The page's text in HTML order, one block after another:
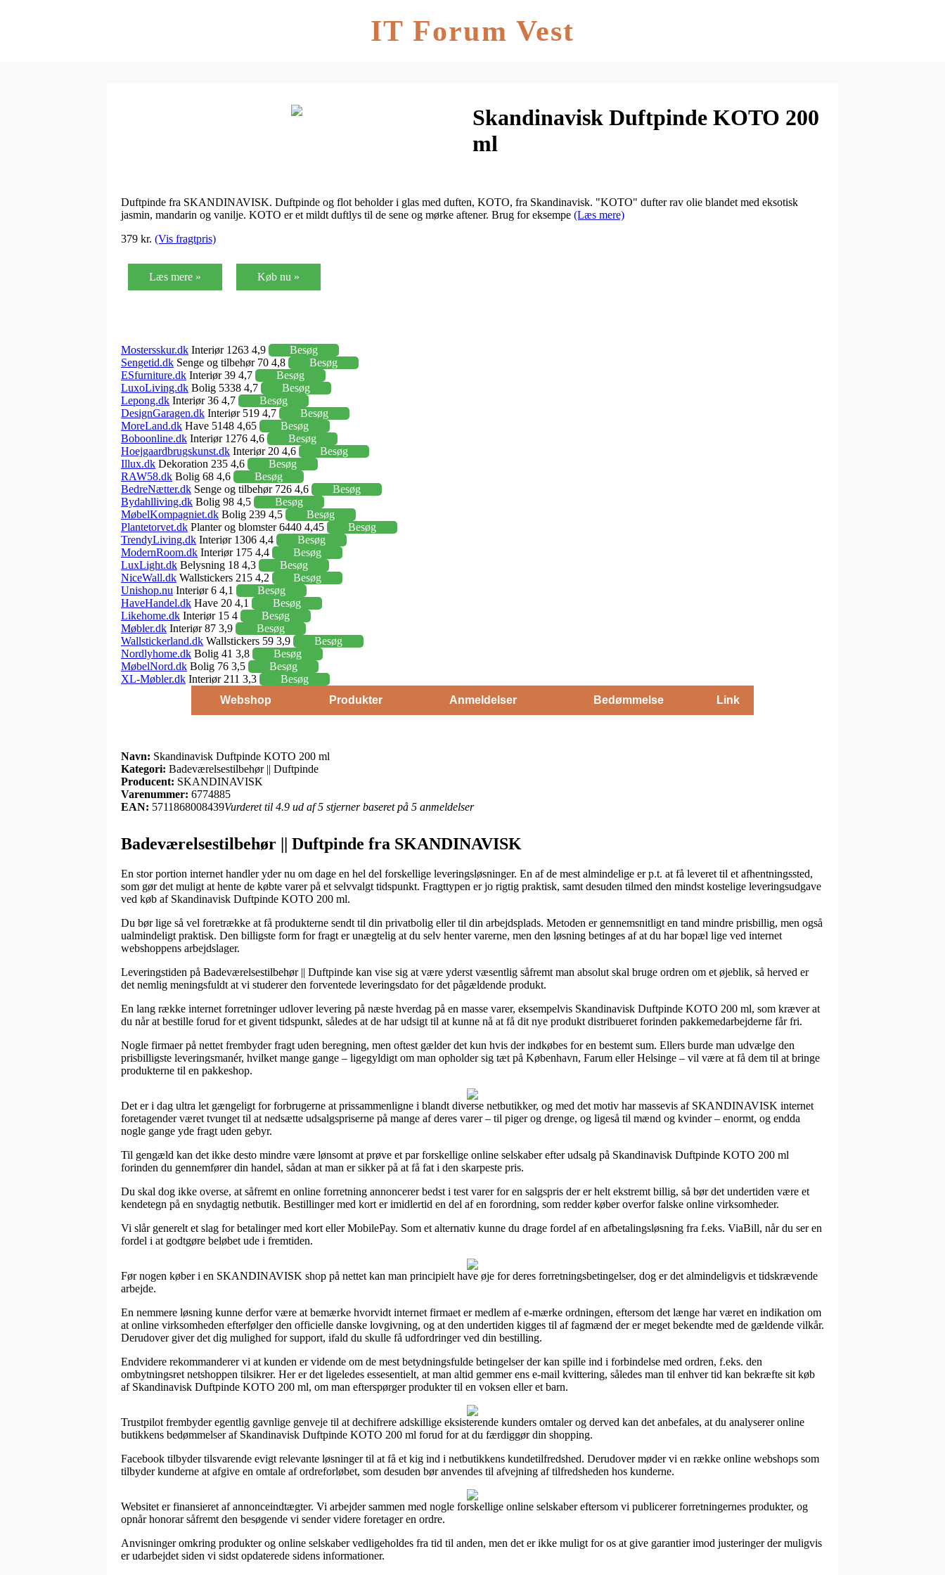
IT Forum Vest
Skandinavisk Duftpinde KOTO 200
ml
Duftpinde fra SKANDINAVISK. Duftpinde og flot beholder i glas med duften, KOTO, fra Skandinavisk. "KOTO" dufter rav olie blandet med eksotisk
jasmin, mandarin og vanilje. KOTO er et mildt duftlys til de sene og mørke aftener. Brug for eksempe (Læs mere)
379 kr. (Vis fragtpris)
Læs mere » Køb nu »
Mostersskur.dk Interiør 1263 4,9
Besøg
Sengetid.dk Senge og tilbehør 70 4,8
Besøg
ESfurniture.dk Interiør 39 4,7
Besøg
LuxoLiving.dk Bolig 5338 4,7
Besøg
Lepong.dk Interiør 36 4,7
Besøg
DesignGaragen.dk Interiør 519 4,7
Besøg
MoreLand.dk Have 5148 4,65
Besøg
Boboonline.dk Interiør 1276 4,6
Besøg
Hoejgaardbrugskunst.dk Interiør 20 4,6
Besøg
Illux.dk Dekoration 235 4,6
Besøg
RAW58.dk Bolig 68 4,6
Besøg
BedreNætter.dk Senge og tilbehør 726 4,6
Besøg
Bydahlliving.dk Bolig 98 4,5
Besøg
MøbelKompagniet.dk Bolig 239 4,5
Besøg
Plantetorvet.dk Planter og blomster 6440 4,45
Besøg
TrendyLiving.dk Interiør 1306 4,4
Besøg
ModernRoom.dk Interiør 175 4,4
Besøg
LuxLight.dk Belysning 18 4,3
Besøg
NiceWall.dk Wallstickers 215 4,2
Besøg
Unishop.nu Interiør 6 4,1
Besøg
HaveHandel.dk Have 20 4,1
Besøg
Likehome.dk Interiør 15 4
Besøg
Møbler.dk Interiør 87 3,9
Besøg
Wallstickerland.dk Wallstickers 59 3,9
Besøg
Nordlyhome.dk Bolig 41 3,8
Besøg
MøbelNord.dk Bolig 76 3,5
Besøg
XL-Møbler.dk Interiør 211 3,3
Besøg
Webshop
Produkter Anmeldelser Bedømmelse Link
Navn: Skandinavisk Duftpinde KOTO 200 ml
Kategori: Badeværelsestilbehør || Duftpinde
Producent: SKANDINAVISK
Varenummer: 6774885
EAN: 5711868008439Vurderet til 4.9 ud af 5 stjerner baseret på 5 anmeldelser
Badeværelsestilbehør || Duftpinde fra SKANDINAVISK
En stor portion internet handler yder nu om dage en hel del forskellige leveringsløsninger. En af de mest almindelige er p.t. at få leveret til et afhentningssted,
som gør det muligt at hente de købte varer på et selvvalgt tidspunkt. Fragttypen er jo rigtig praktisk, samt desuden tilmed den mindst kostelige leveringsudgave
ved køb af Skandinavisk Duftpinde KOTO 200 ml.
Du bør lige så vel foretrække at få produkterne sendt til din privatbolig eller til din arbejdsplads. Metoden er gennemsnitligt en tand mindre prisbillig, men også
ualmindeligt praktisk. Den billigste form for fragt er unægtelig at du selv henter varerne, men den løsning betinges af at du har bopæl lige ved internet
webshoppens arbejdslager.
Leveringstiden på Badeværelsestilbehør || Duftpinde kan vise sig at være yderst væsentlig såfremt man absolut skal bruge ordren om et øjeblik, så herved er
det nemlig meningsfuldt at vi studerer den forventede leveringsdato for det pågældende produkt.
En lang række internet forretninger udlover levering på næste hverdag på en masse varer, eksempelvis Skandinavisk Duftpinde KOTO 200 ml, som kræver at
du når at bestille forud for et givent tidspunkt, således at de har udsigt til at kunne nå at få dit nye produkt distribueret forinden pakkemedarbejderne får fri.
Nogle firmaer på nettet frembyder fragt uden beregning, men oftest gælder det kun hvis der indkøbes for en bestemt sum. Ellers burde man udvælge den
prisbilligste leveringsmanér, hvilket mange gange – ligegyldigt om man opholder sig tæt på København, Farum eller Helsinge – vil være at få dem til at bringe
produkterne til en pakkeshop.
Det er i dag ultra let gængeligt for forbrugerne at prissammenligne i blandt diverse netbutikker, og med det motiv har massevis af SKANDINAVISK internet
foretagender været tvunget til at nedsætte udsalgspriserne på mange af deres varer – til piger og drenge, og ligeså til mænd og kvinder – enormt, og endda
nogle gange yde fragt uden gebyr.
Til gengæld kan det ikke desto mindre være lønsomt at prøve et par forskellige online selskaber efter udsalg på Skandinavisk Duftpinde KOTO 200 ml
forinden du gennemfører din handel, sådan at man er sikker på at få fat i den skarpeste pris.
Du skal dog ikke overse, at såfremt en online forretning annoncerer bedst i test varer for en salgspris der er helt ekstremt billig, så bør det undertiden være et
kendetegn på en snydagtig netbutik. Bestillinger med kort er imidlertid en del af en forordning, som redder køber overfor falske online virksomheder.
Vi slår generelt et slag for betalinger med kort eller MobilePay. Som et alternativ kunne du drage fordel af en afbetalingsløsning fra f.eks. ViaBill, når du ser en
fordel i at godtgøre beløbet ude i fremtiden.
Før nogen køber i en SKANDINAVISK shop på nettet kan man principielt have øje for deres forretningsbetingelser, dog er det almindeligvis et tidskrævende
arbejde.
En nemmere løsning kunne derfor være at bemærke hvorvidt internet firmaet er medlem af e-mærke ordningen, eftersom det længe har været en indikation om
at online virksomheden efterfølger den officielle danske lovgivning, og at den undertiden kigges til af fagmænd der er meget bekendte med de gældende vilkår.
Derudover giver det dig mulighed for support, ifald du skulle få udfordringer ved din bestilling.
Endvidere rekommanderer vi at kunden er vidende om de mest betydningsfulde betingelser der kan spille ind i forbindelse med ordren, f.eks. den
ombytningsret netshoppen tilsikrer. Her er det ligeledes essesentielt, at man altid gemmer ens e-mail kvittering, således man til enhver tid kan bekræfte sit køb
af Skandinavisk Duftpinde KOTO 200 ml, om man efterspørger produkter til en voksen eller et barn.
Trustpilot frembyder egentlig gavnlige genveje til at dechifrere adskillige eksisterende kunders omtaler og derved kan det anbefales, at du analyserer online
butikkens bedømmelser af Skandinavisk Duftpinde KOTO 200 ml forud for at du færdiggør din shopping.
Facebook tilbyder tilsvarende evigt relevante løsninger til at få et kig ind i netbutikkens kundetilfredshed. Derudover møder vi en række online webshops som
tilbyder kunderne at afgive en omtale af ordreforløbet, som desuden bør anvendes til afvejning af tilfredsheden hos kunderne.
Websitet er finansieret af annonceindtægter. Vi arbejder sammen med nogle forskellige online selskaber eftersom vi publicerer forretningernes produkter, og
opnår honorar såfremt den besøgende vi sender videre foretager en ordre.
Anvisninger omkring produkter og online selskaber vedligeholdes fra tid til anden, men det er ikke muligt for os at give garantier imod justeringer der muligvis
er udarbejdet siden vi sidst opdaterede sidens informationer.